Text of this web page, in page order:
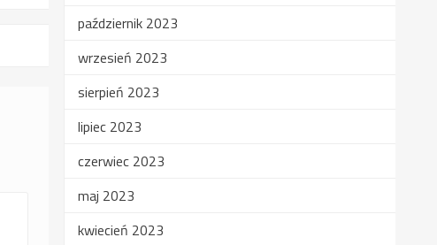
październik 2023
wrzesień 2023
sierpień 2023
lipiec 2023
czerwiec 2023
maj 2023
kwiecień 2023